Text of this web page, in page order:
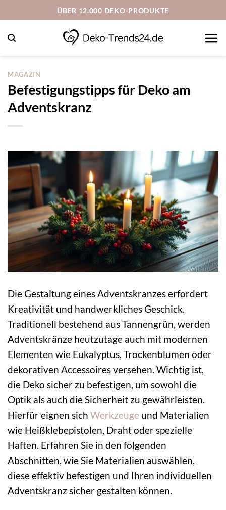
Inhalt
springen
ÜBER 12.000 DEKO-PRODUKTE
MAGAZIN
Befestigungstipps für Deko am
Adventskranz
Die Gestaltung eines Adventskranzes erfordert
Kreativität und handwerkliches Geschick.
Traditionell bestehend aus Tannengrün, werden
Adventskränze heutzutage auch mit modernen
Elementen wie Eukalyptus, Trockenblumen oder
dekorativen Accessoires versehen. Wichtig ist,
die Deko sicher zu befestigen, um sowohl die
Optik als auch die Sicherheit zu gewährleisten.
Hierfür eignen sich Werkzeuge und Materialien
wie Heißklebepistolen, Draht oder spezielle
Haften. Erfahren Sie in den folgenden
Abschnitten, wie Sie Materialien auswählen,
diese effektiv befestigen und Ihren individuellen
Adventskranz sicher gestalten können.